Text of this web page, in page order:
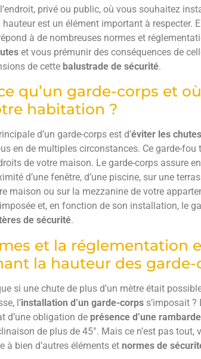
privé ou public, où vous souhaitez
hauteur est un élément important à respecter.
à de nombreuses normes et
et vous prémunir des conséquences de
de cette balustrade de sécurité.
qu’un garde-corps et
habitation ?
d’un garde-corps est d’éviter les chutes
en de multiples circonstances. Ce garde-fou
de votre maison. Le garde-corps assure
d’une fenêtre, d’une piscine, sur une
maison ou sur la mezzanine de votre
et, en fonction de son installation, le
de sécurité.
et la réglementation
la hauteur des garde-
si une chute de plus d’un mètre était
l’installation d’un garde-corps s’imposait
d’une obligation de présence d’une
de plus de 45°. Mais ce n’est pas tout,
à bien d’autres éléments et normes de